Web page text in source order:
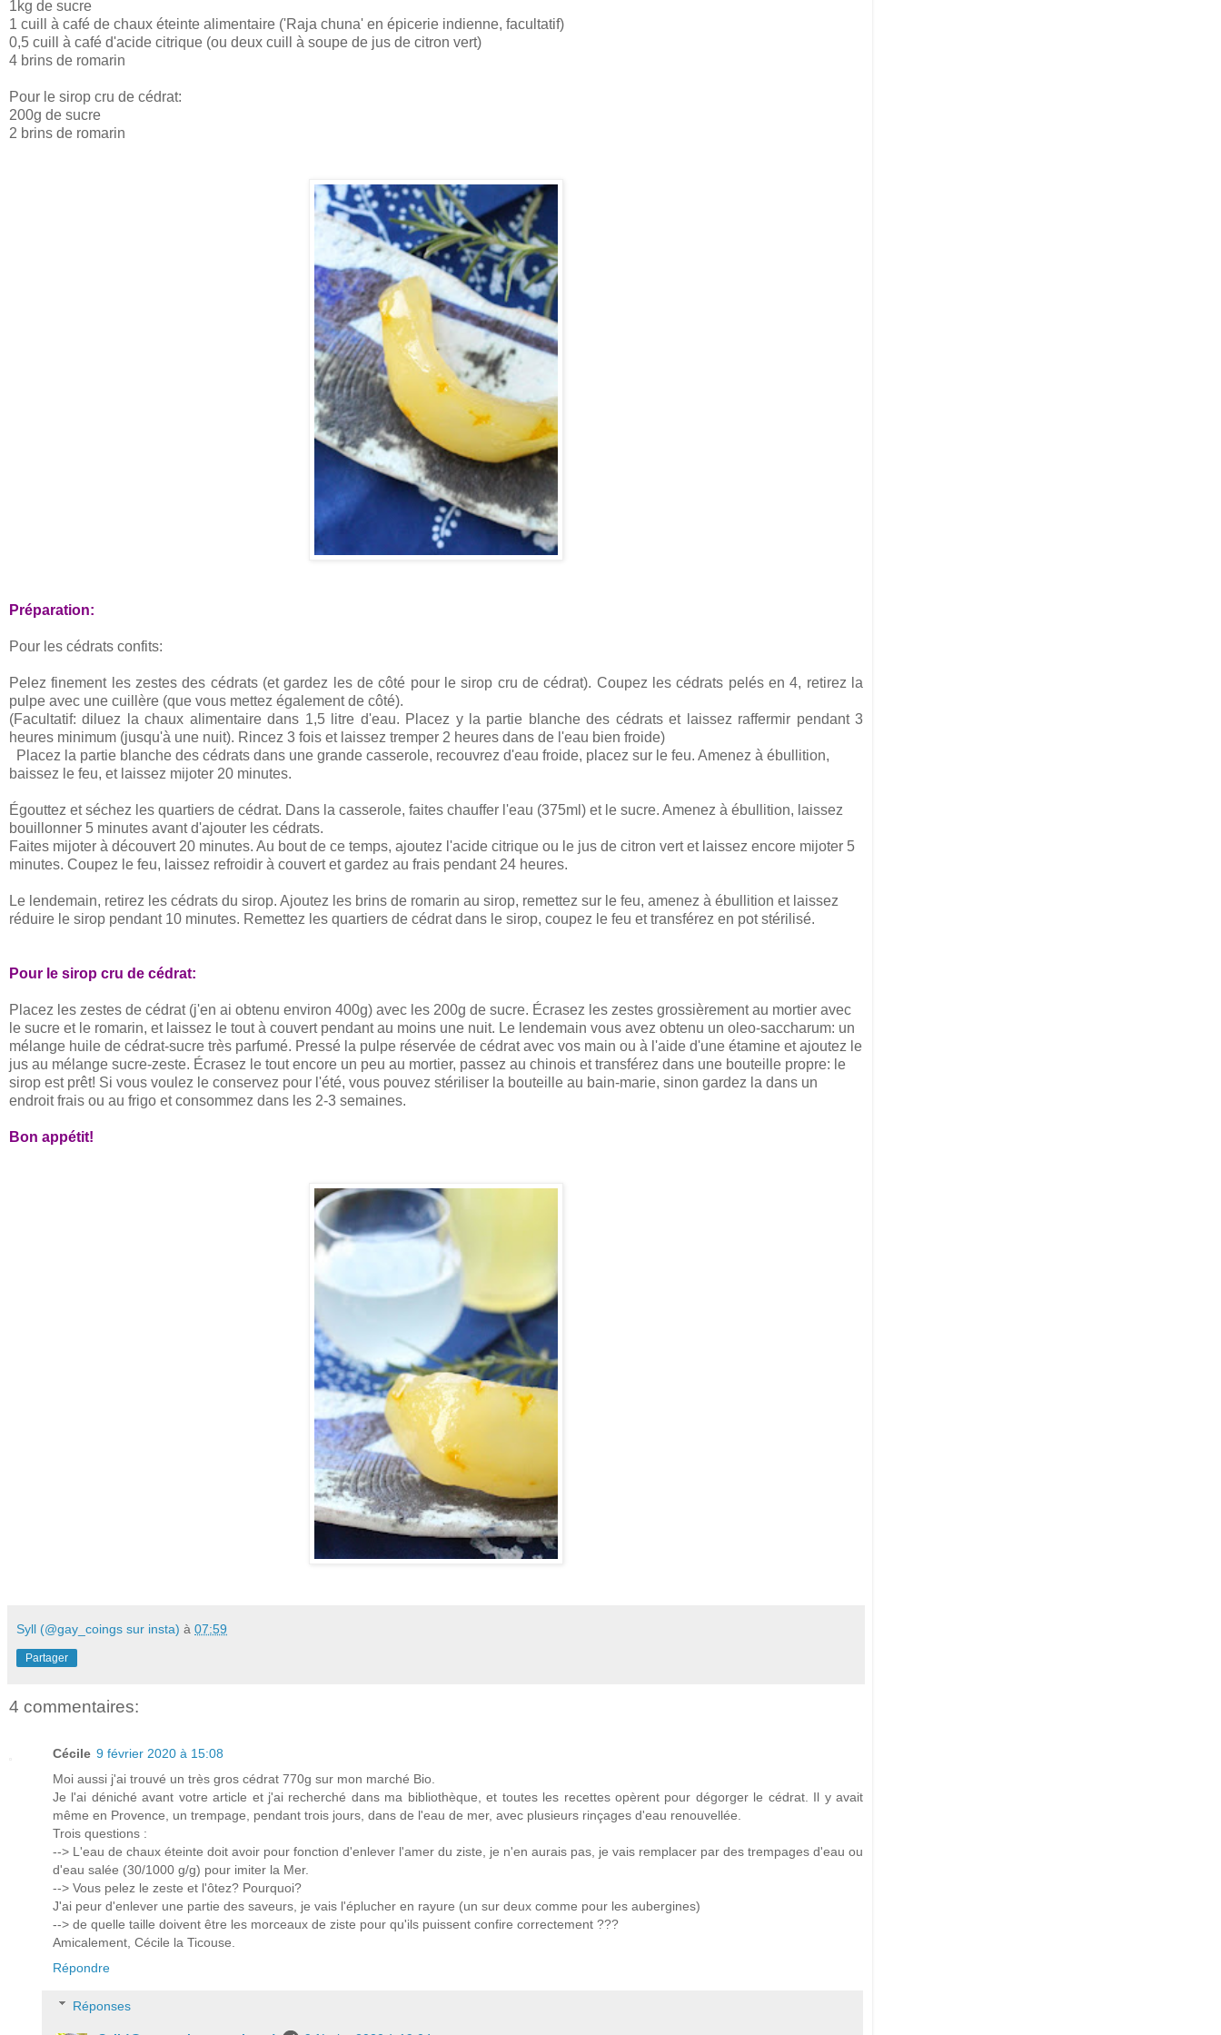
1kg de sucre
1 cuill à café de chaux éteinte alimentaire ('Raja chuna' en épicerie indienne, facultatif)
0,5 cuill à café d'acide citrique (ou deux cuill à soupe de jus de citron vert)
4 brins de romarin
Pour le sirop cru de cédrat:
200g de sucre
2 brins de romarin
Préparation:
Pour les cédrats confits:
Pelez finement les zestes des cédrats (et gardez les de côté pour le sirop cru de cédrat). Coupez les cédrats pelés en 4, retirez la
pulpe avec une cuillère (que vous mettez également de côté).
(Facultatif: diluez la chaux alimentaire dans 1,5 litre d'eau. Placez y la partie blanche des cédrats et laissez raffermir pendant 3
heures minimum (jusqu'à une nuit). Rincez 3 fois et laissez tremper 2 heures dans de l'eau bien froide)
Placez la partie blanche des cédrats dans une grande casserole, recouvrez d'eau froide, placez sur le feu. Amenez à ébullition,
baissez le feu, et laissez mijoter 20 minutes.
Égouttez et séchez les quartiers de cédrat. Dans la casserole, faites chauffer l'eau (375ml) et le sucre. Amenez à ébullition, laissez
bouillonner 5 minutes avant d'ajouter les cédrats.
Faites mijoter à découvert 20 minutes. Au bout de ce temps, ajoutez l'acide citrique ou le jus de citron vert et laissez encore mijoter 5
minutes. Coupez le feu, laissez refroidir à couvert et gardez au frais pendant 24 heures.
Le lendemain, retirez les cédrats du sirop. Ajoutez les brins de romarin au sirop, remettez sur le feu, amenez à ébullition et laissez
réduire le sirop pendant 10 minutes. Remettez les quartiers de cédrat dans le sirop, coupez le feu et transférez en pot stérilisé.
Pour le sirop cru de cédrat:
Placez les zestes de cédrat (j'en ai obtenu environ 400g) avec les 200g de sucre. Écrasez les zestes grossièrement au mortier avec
le sucre et le romarin, et laissez le tout à couvert pendant au moins une nuit. Le lendemain vous avez obtenu un oleo-saccharum: un
mélange huile de cédrat-sucre très parfumé. Pressé la pulpe réservée de cédrat avec vos main ou à l'aide d'une étamine et ajoutez le
jus au mélange sucre-zeste. Écrasez le tout encore un peu au mortier, passez au chinois et transférez dans une bouteille propre: le
sirop est prêt! Si vous voulez le conservez pour l'été, vous pouvez stériliser la bouteille au bain-marie, sinon gardez la dans un
endroit frais ou au frigo et consommez dans les 2-3 semaines.
Bon appétit!
Syll (@gay_coings sur insta) à 07:59
Partager
4 commentaires:
Cécile 9 février 2020 à 15:08
Moi aussi j'ai trouvé un très gros cédrat 770g sur mon marché Bio.
Je l'ai déniché avant votre article et j'ai recherché dans ma bibliothèque, et toutes les recettes opèrent pour dégorger le cédrat. Il y avait
même en Provence, un trempage, pendant trois jours, dans de l'eau de mer, avec plusieurs rinçages d'eau renouvellée.
Trois questions :
--> L'eau de chaux éteinte doit avoir pour fonction d'enlever l'amer du ziste, je n'en aurais pas, je vais remplacer par des trempages d'eau ou
d'eau salée (30/1000 g/g) pour imiter la Mer.
--> Vous pelez le zeste et l'ôtez? Pourquoi?
J'ai peur d'enlever une partie des saveurs, je vais l'éplucher en rayure (un sur deux comme pour les aubergines)
--> de quelle taille doivent être les morceaux de ziste pour qu'ils puissent confire correctement ???
Amicalement, Cécile la Ticouse.
Répondre
Réponses